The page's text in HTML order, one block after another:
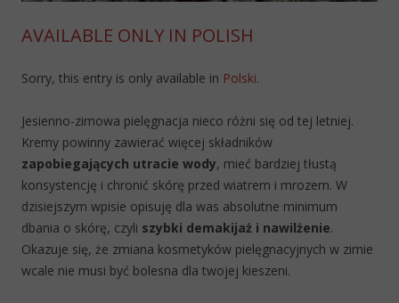
AVAILABLE ONLY IN POLISH
Sorry, this entry is only available in Polski.
Jesienno-zimowa pielęgnacja nieco różni się od tej letniej.
Kremy powinny zawierać więcej składników
zapobiegających utracie wody, mieć bardziej tłustą
konsystencję i chronić skórę przed wiatrem i mrozem. W
dzisiejszym wpisie opisuję dla was absolutne minimum
dbania o skórę, czyli szybki demakijaż i nawilżenie.
Okazuje się, że zmiana kosmetyków pielęgnacyjnych w zimie
wcale nie musi być bolesna dla twojej kieszeni.